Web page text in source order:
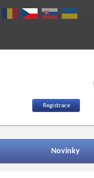
Registrace
Novinky